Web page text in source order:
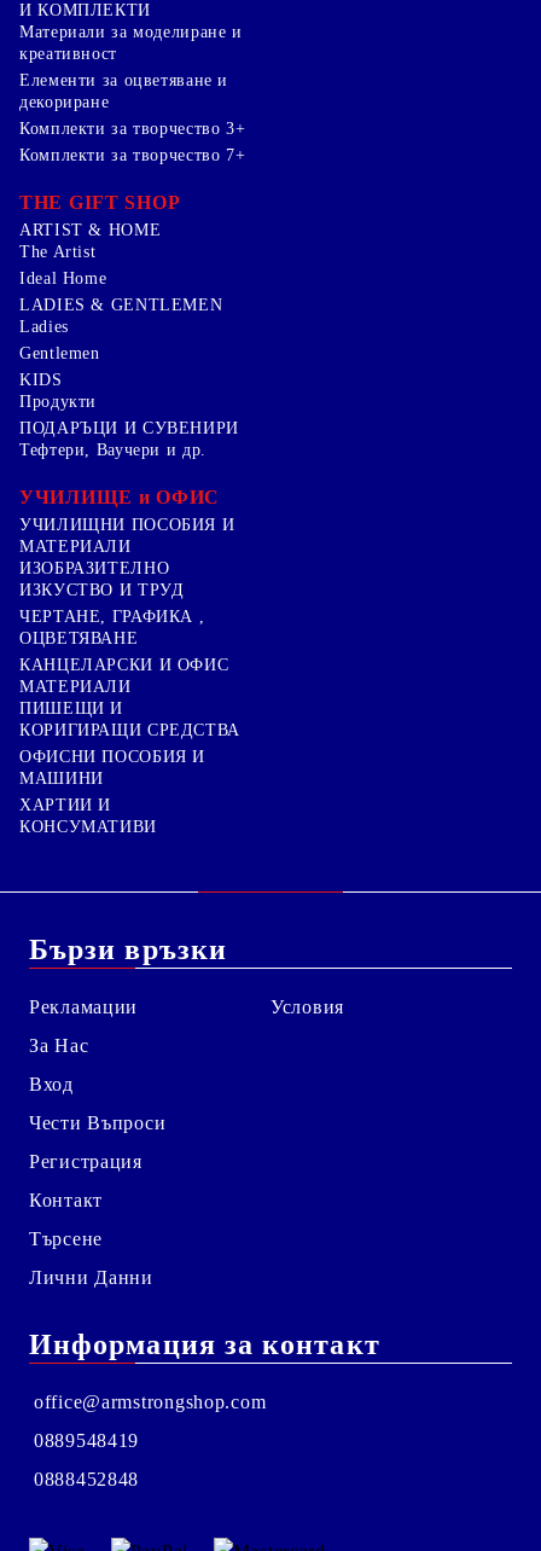
И КОМПЛЕКТИ
Mатериали за моделиране и
креативност
Елементи за оцветяване и
декориране
Комплекти за творчество 3+
Комплекти за творчество 7+
THE GIFT SHOP
ARTIST & HOME
The Artist
Ideal Home
LADIES & GENTLEMEN
Ladies
Gentlemen
KIDS
Продукти
ПОДАРЪЦИ И СУВЕНИРИ
Тефтери, Ваучери и др.
УЧИЛИЩЕ и ОФИС
УЧИЛИЩНИ ПОСОБИЯ И
МАТЕРИАЛИ
ИЗОБРАЗИТЕЛНО
ИЗКУСТВО И ТРУД
ЧЕРТАНЕ, ГРАФИКА ,
ОЦВЕТЯВАНЕ
КАНЦЕЛАРСКИ И ОФИС
МАТЕРИАЛИ
ПИШЕЩИ И
КОРИГИРАЩИ СРЕДСТВА
ОФИСНИ ПОСОБИЯ И
МАШИНИ
ХАРТИИ И
КОНСУМАТИВИ
Бързи връзки
Рекламации
За Нас
Вход
Чести Въпроси
Регистрация
Контакт
Търсене
Лични Данни
Условия
Информация за контакт
office@armstrongshop.com
0889548419
0888452848